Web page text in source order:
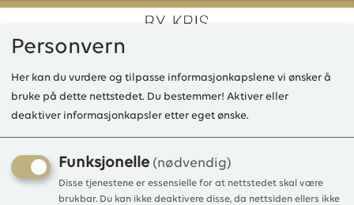
0
VE Reed Difusers set, Blue
Island Water
3months
Personvern
Her kan du vurdere og tilpasse informasjonkapslene vi ønsker å
bruke på dette nettstedet. Du bestemmer! Aktiver eller
deaktiver informasjonkapsler etter eget ønske.
Funksjonelle (nødvendig)
Disse tjenestene er essensielle for at nettstedet skal være
brukbar. Du kan ikke deaktivere disse, da nettsiden ellers ikke